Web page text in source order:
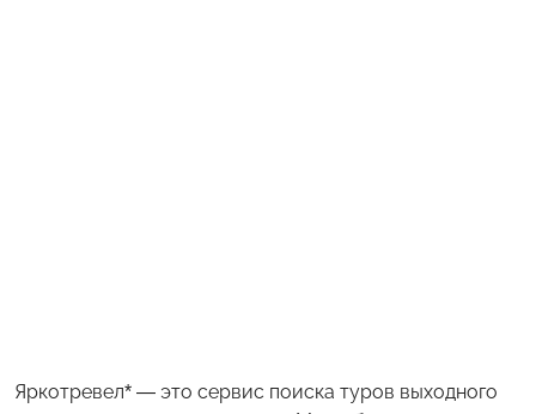
Яркотревел* — это сервис поиска туров выходного